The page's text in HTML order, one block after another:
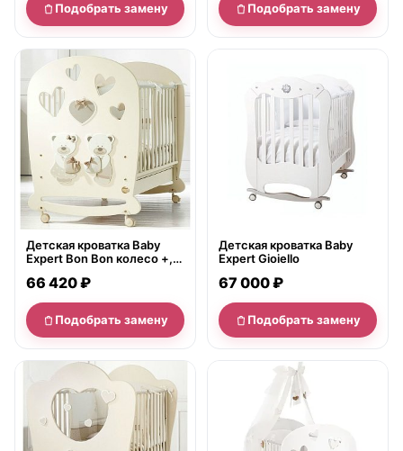
Подобрать замену Подобрать замену
нет в продаже
Детская кроватка Baby
Expert Bon Bon колесо +,
66 420 ₽
Подобрать замену
Детская кроватка Baby
Expert Gioiello
67 000 ₽
Подобрать замену
нет в продаже